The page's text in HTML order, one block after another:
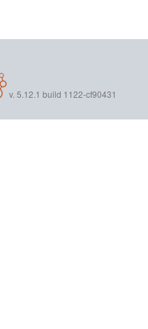
v. 5.12.1 build 1122-cf90431